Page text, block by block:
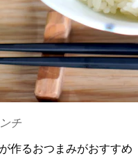
チ
作るおつまみがおすすめ